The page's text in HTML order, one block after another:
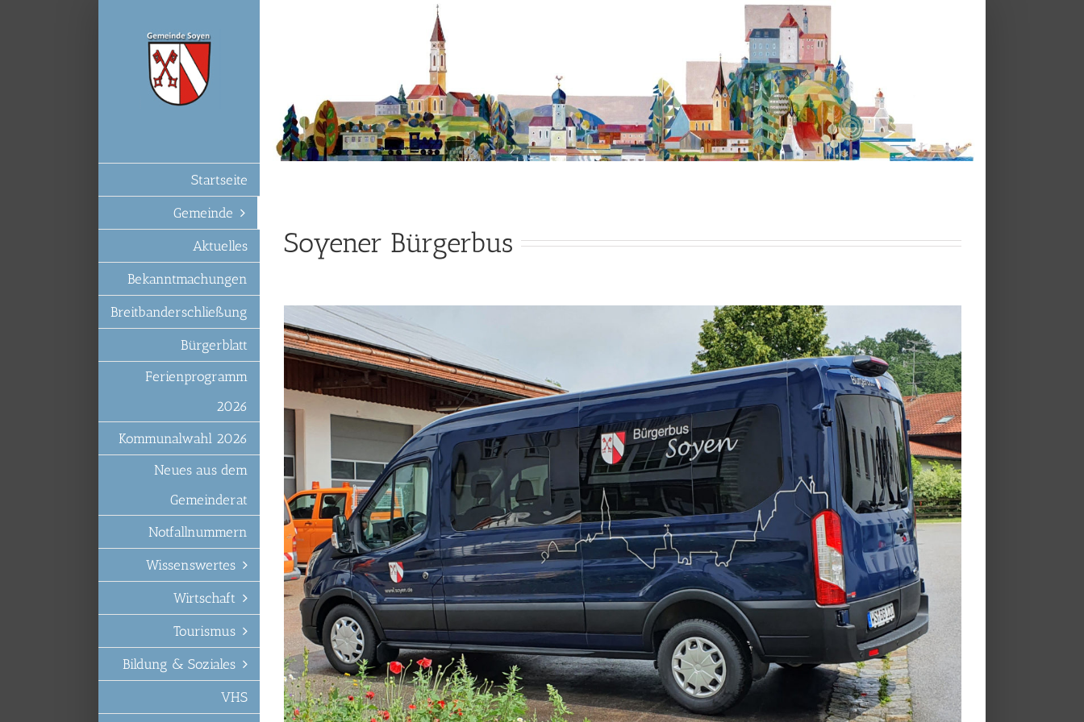
Startseite
Gemeinde
Aktuelles
Bekanntmachungen
Breitbanderschließung
Bürgerblatt
Ferienprogramm
2026
Kommunalwahl 2026
Neues aus dem
Gemeinderat
Notfallnummern
Wissenswertes
Wirtschaft
Tourismus
Bildung & Soziales
VHS
Soyener Bürgerbus